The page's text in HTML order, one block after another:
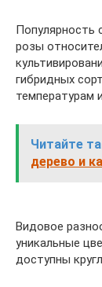
Популярность
розы
гибридных
температурам
Читайте
дерево и
Видовое
уникальные
доступны